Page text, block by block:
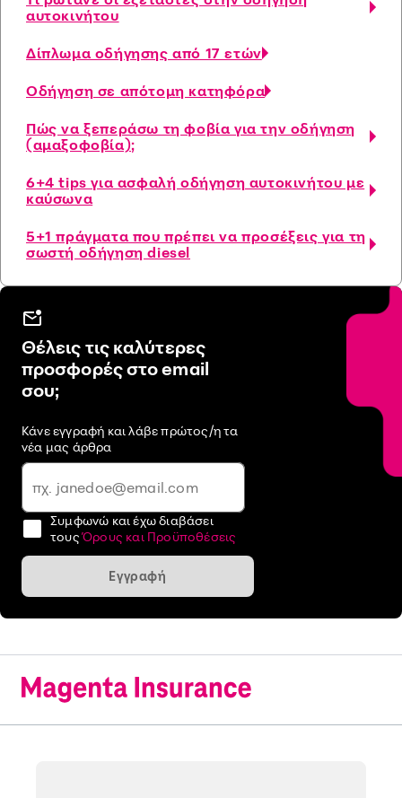
αυτοκινήτου
Δίπλωμα οδήγησης από 17 ετών
Οδήγηση σε απότομη κατηφόρα
Πώς να ξεπεράσω τη φοβία για την οδήγηση
(αμαξοφοβία);
6+4 tips για ασφαλή οδήγηση αυτοκινήτου με
καύσωνα
5+1 πράγματα που πρέπει να προσέξεις για τη
σωστή οδήγηση diesel
Θέλεις τις καλύτερες
προσφορές στο email
σου;
Κάνε εγγραφή και λάβε πρώτος/η τα
νέα μας άρθρα
Συμφωνώ και έχω διαβάσει
τουςΌρους και Προϋποθέσεις
Εγγραφή